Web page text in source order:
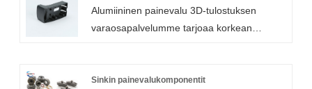
Alumiininen painevalu 3D-tulostuksen
varaosapalvelumme tarjoaa korkean
Sinkin painevalukomponentit